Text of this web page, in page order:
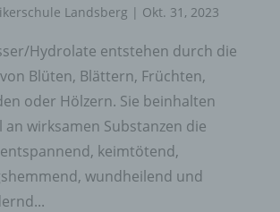
Landsberg | Okt. 31, 2023
Hydrolate entstehen durch die
Blüten, Blättern, Früchten,
oder Hölzern. Sie beinhalten
an wirksamen Substanzen die
keimtötend,
wundheilend und